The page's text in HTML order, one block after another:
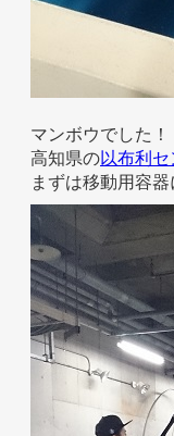
マンボウでした！
高知県の以布利
まずは移動用容器